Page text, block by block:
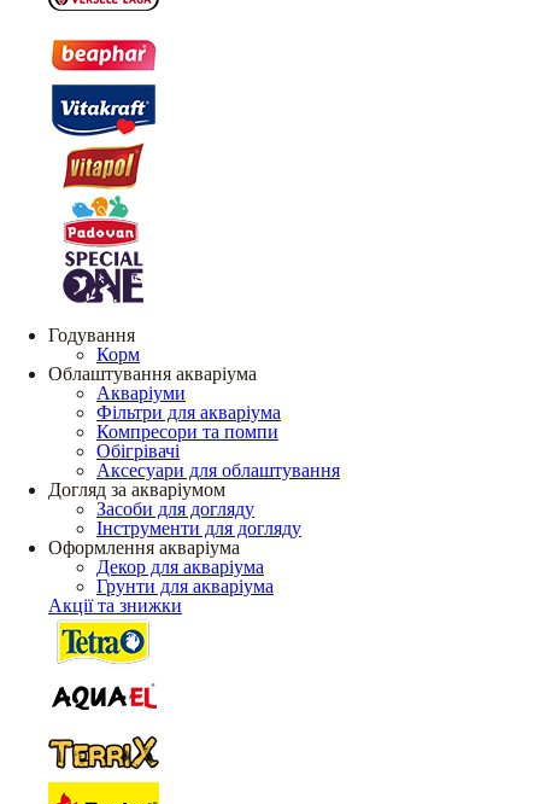
Годування
Корм
Облаштування акваріума
Акваріуми
Фільтри для акваріума
Компресори та помпи
Обігрівачі
Аксесуари для облаштування
Догляд за акваріумом
Засоби для догляду
Інструменти для догляду
Оформлення акваріума
Декор для акваріума
Грунти для акваріума
Акції та знижки